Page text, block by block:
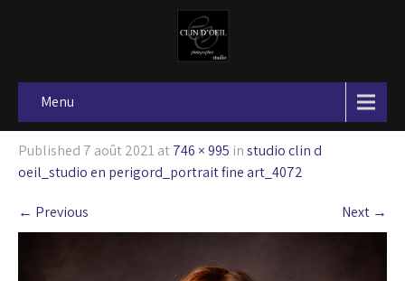
Menu
Published 7 août 2021 at 746 × 995 instudio clin d
oeil_studio en perigord_portrait fine art_4072
← Previous Next →